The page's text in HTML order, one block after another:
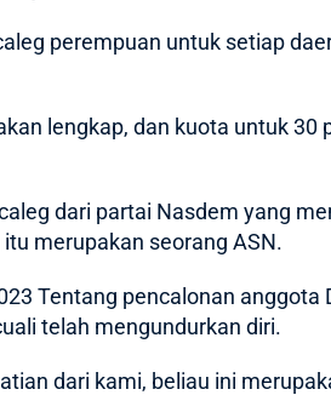
perempuan untuk setiap
lengkap, dan kuota untuk
dari partai Nasdem yang
merupakan seorang ASN.
Tentang pencalonan anggota
telah mengundurkan diri.
dari kami, beliau ini